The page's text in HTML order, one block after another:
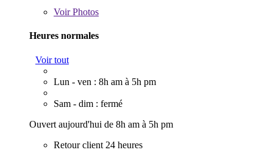
VoirPhotos
Heures normales
Voir tout
Lun - ven : 8h am à 5h pm
Sam - dim : fermé
Ouvert aujourd'hui de 8h am à 5h pm
Retour client 24 heures